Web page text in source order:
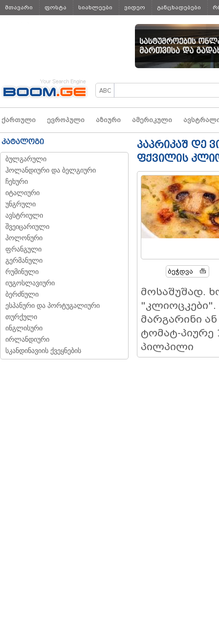
მთავარი ფოსტა სიახლეები ვიდეო განცხადებები
ქართული ევროპული აზიური ამერიკული
კატალოგი
ბულგარული
ჰოლანდიური და ბელგიური
ჩეხური
იტალიური
უნგრული
ავსტრიული
შვეიცარიული
პოლონური
ფრანგული
გერმანული
რუმინული
იუგოსლავიური
ბერძნული
ესპანური და პორტუგალიური
თურქული
ინგლისური
ირლანდიური
სკანდინავიის ქვეყნების
პაპრიკაშ დე
ფქვილის
Ბეჭდვა
მოსაშუშად.
"კლიოცკები".
მარგარინი
ტომატ-
პილპილი